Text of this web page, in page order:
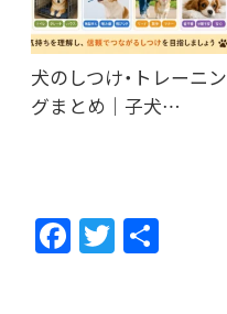
犬のしつけ・トレーニン
グまとめ｜子犬…
F
ac
T
w